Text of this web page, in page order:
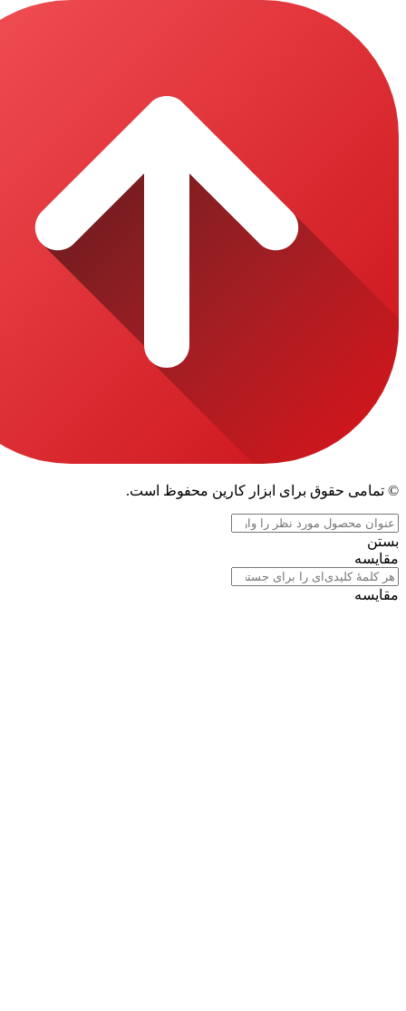
برای ابزار کارین محفوظ است.